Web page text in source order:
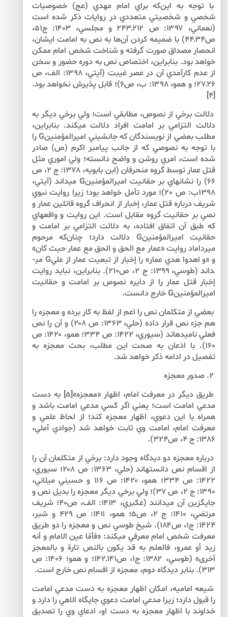
با توجه به اين‌كه براي امام مهدي (عج) خصوصيات
شخصي و شخصيتي متعددي در روايات ذكر شده است
(نعماني، ۱۳۹۷: ص ۲۱۲ـ۲۴۳ و مجلسي، ۱۴۰۳: ج۵۱،
ص۳۴ـ۴۴) با ضميمه كردن آن‌ها به نص به امامت ايشان،
انحصار مصداق صورت گرفته و شناخت شخص امام ممكن
خواهد بود. بنابراين، اختصاص نص به دوره حضور و سخن
از عدم كارآمدي آن در عصر غيبت (آيتي، ۱۳۹۸: الف، ص
۲۶ـ۲۷؛ و همو، ۱۳۹۸: ب، ص۶)؛ قابل پذيرش نخواهد بود.
[۴]
دلالت برخي از نصوص، مطابقي است؛ ولي برخي ديگر به
دلالت التزامي بر امامت افراد دلالت مي­كند. بنابراين،
مطلب بعضي از نويسندگان كه جانشيني اميرالمؤمنينG را
با توجه به نصوصي كه از جانب پيامبر اكرم (ص) صادر
شده است، امري روشن و واضح دانسته؛ ولي اموري مثل
قتل عمار توسط گروه منحرفان (ابن بابويه، 1378: ج 2، ص
66) را نشانه­اي بر حقانيت اميرالمؤمنينG مي­داند (آيتي،
1398ب: ص 20)؛ مورد تأمل خواهد بود؛ زيرا روايت نبوي
شريف درباره قتل عمار، إخبار از انحراف گروه قاتلين عمار و
نصي بر حقانيت گروه مقابل است. اين روايت و واقعه­­اي
كه طبق آن اتفاق افتاده، به دلالت التزامي بر امامت و
حقانيت اميرالمؤمنينG دلالت دارد؛ چنان‌كه مرحوم
ميرداماد روايت «عمار مع الحق و الحق مع عمار حيث كان»
و «و اهدوا هدي عمار» را إخبار از تبعيت عمار از عليG مي­
داند (طوسي، 1399: ج 2، ص210). بنابراين، نبايد روايت
إخبار قتل عمار را از دايره نصوص بر امامت و حقانيت
اميرالمؤمنينG خارج دانست.
بعضي از متكلمان نص را اعم از لفظ به كار برده و معجزه را
هم جزء نص قرار داده (حلي، ۱۳۶۳: ص ۲۰۸) و آن را نص
فعلي ناميده­اند (سيوري، ۱۴۲۲: ص ۳۳۴؛ همو، ۱۴۲۰: ص
۱۶۰). با اذعان به صحت اين مطلب، بحث معجزه به
تفصيل در ادامه ذكر خواهد شد.
۲. صدور معجزه
طريق ديگر در معرفت امام، اظهار «معجزه»[۵] به دست
مدعي امامت است؛ يعني اگر كسي مدعي امامت باشد و
همراه با اين دعوي، اظهار معجزه كند؛ از لحاظ علمي و
معرفت امام، امامت وي ثابت خواهد شد (جوادي آملي،
۱۳۸۶: ج ۴، ص۳۲۴).
درباره معجزه دو ديدگاه وجود دارد: برخي از متكلمان آن را
از اقسام نص دانسته­اند (حلي،‌ ۱۳۶۳: ص ۲۰۸؛ سيوري،‌
۱۴۲۲: ص ۳۳۴؛ همو،‌ ۱۴۲۰: ص ۱۱۶ و حسيني ميلاني،
۱۳۹۰: ج ۲، ص ۳۷)؛ ولي برخي ديگر معجزه را بديل نص و
جايگزين آن مي­دانند (عكبري،‌ ۱۴۱۳: الف، ص۴۰؛‌ شريف
مرتضي، ۱۴۱۰:‌ ج ۲، ص۵؛ همو، ۱۴۱۱: ص ۴۲۹ و شبر،
۱۴۲۴:‌ ج۱، ص۱۸۴‌). شيخ طوسي نص و معجزه را دو طريق
معرفت شخص امام معرفي مي­كند: «فأمّا عين الامام و أنه
زيد أو عمرو، فالعلم به قد يكون بالنص‏ تارة و بالمعجز
أخرى‏» (طوسي،‌ ۱۳۸۲: ج۱، ص۱۴۱ـ۱۴۲؛ و همو؛‌ ‌۱۴۰۶: ص
۳۱۳). بنابر ديدگاه دوم، معجزه از اقسام نص خارج است.
شيعه اماميه، امكان اظهار معجزه به دست مدعي امامت
را قبول دارد؛ زيرا مدعي امامت دعوي جايگاه الاهي را دارد و
خداوند با اظهار معجزه به دست او، ادعاي وي را تصديق